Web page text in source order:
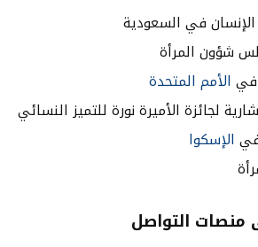
في السعودية
شؤون المرأة
في الأمم المتحدة
لجائزة الأميرة نورة للتميز النسائي
الإسكوا
منصات التواصل